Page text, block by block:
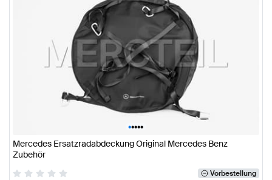
•••••
Mercedes Ersatzradabdeckung Original Mercedes Benz
Zubehör
Vorbestellung